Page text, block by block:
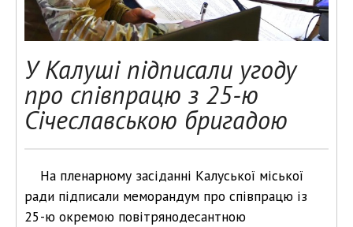
У Калуші підписали угоду
про співпрацю з 25-ю
Січеславською бригадою
На пленарному засіданні Калуської міської
ради підписали меморандум про співпрацю із
25-ю окремою повітрянодесантною